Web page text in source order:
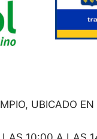
UBICADO